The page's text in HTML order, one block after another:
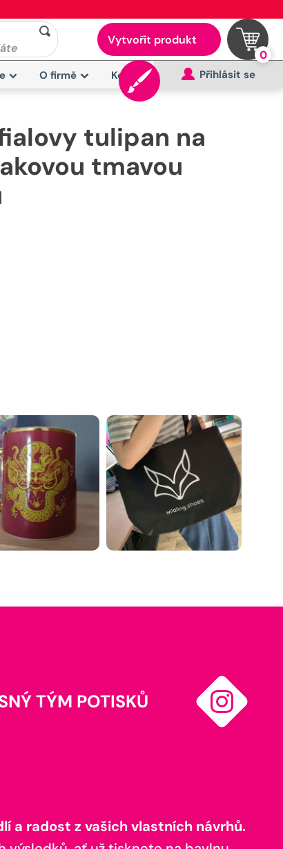
Vytvořit produkt
0
O firmě Kontakt Přihlásit se
tulipan na
tmavou
TÝM POTISKŮ
a radost z vašich vlastních návrhů.